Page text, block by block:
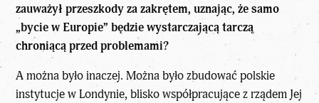
zauważył przeszkody za zakrętem, uznając, że samo
„bycie w Europie” będzie wystarczającą tarczą
chroniącą przed problemami?
A można było inaczej. Można było zbudować polskie
instytucje w Londynie, blisko współpracujące z rządem Jej